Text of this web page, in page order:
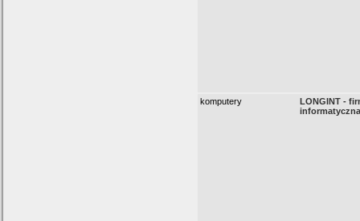
komputery
LONGINT -
informatyczna